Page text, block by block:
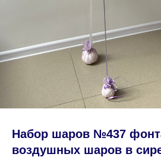
Набор шаров №437
воздушных шаров в